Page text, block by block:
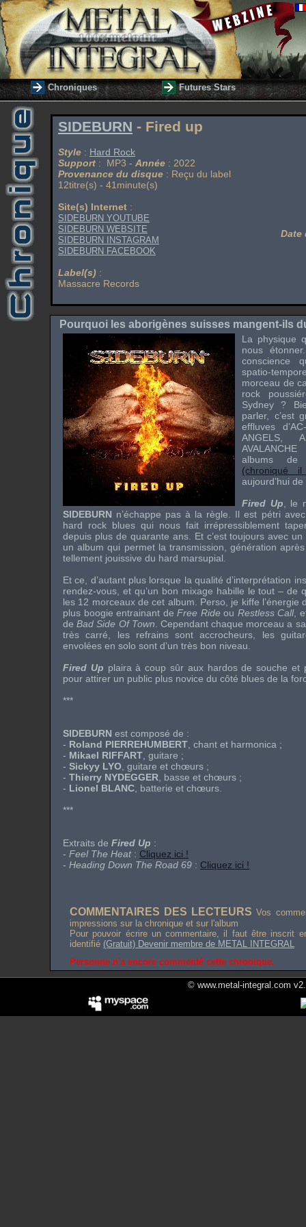
Chroniques Futures Stars
SIDEBURN - Fired up
Style : Hard Rock
Support : MP3 - Année : 2022
Provenance du disque : Reçu du label
12titre(s) - 41minute(s)
Site(s) Internet :
SIDEBURN YOUTUBE
SIDEBURN WEBSITE
SIDEBURN INSTAGRAM
SIDEBURN FACEBOOK
Label(s) :
Massacre Records
Date
Pourquoi les aborigènes suisses mangent-ils
La physique
nous
conscience
spatio-
morceau de
rock
Sydney ?
parler, c’est
effluves d’
ANGELS
AVALANCHE
albums
aujourd’hui de
Fired Up , le
SIDEBURN n’échappe pas à la règle. Il est pétri
hard rock blues qui nous fait irrépressiblement
depuis plus de quarante ans. Et c’est toujours avec un
un album qui permet la transmission, génération
tellement jouissive du hard marsupial.
Et ce, d’autant plus lorsque la qualité d’interprétation
rendez-vous, et qu’un bon mixage habille le tout – de
les 12 morceaux de cet album. Perso, je kiffe l’énergie
plus boogie entrainant deFree Ride ou Restless Call,
deBad Side Of Town . Cependant chaque morceau a
très carré, les refrains sont accrocheurs, les
envolées en solo sont d’un très bon niveau.
Fired Up plaira à coup sûr aux hardos de souche et
pour attirer un public plus novice du côté blues de la
***
SIDEBURN est composé de :
- Roland PIERREHUMBERT , chant et harmonica ;
- Mikael RIFFART , guitare ;
- Sickyy LYO , guitare et chœurs ;
- Thierry NYDEGGER , basse et chœurs ;
- Lionel BLANC , batterie et chœurs.
***
Extraits de Fired Up :
- Feel The Heat: Cliquez ici !
- Heading Down The Road 69 : Cliquez ici !
COMMENTAIRES DES LECTEURS Vos
impressions sur la chronique et sur l'album
Pour pouvoir écrire un commentaire, il faut être inscrit
identifié (Gratuit) Devenir membre de METAL INTEGRAL
Personne n'a encore commenté cette chronique.
© www.metal-integral.com